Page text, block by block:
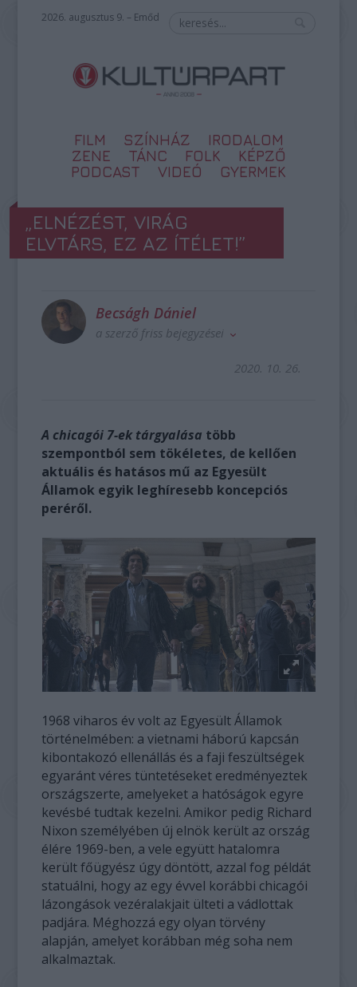
2026. augusztus 9. – Emőd
FILM SZÍNHÁZ
IRODALOM
ZENE
TÁNC FOLK
KÉPZŐ
PODCAST
VIDEÓ GYERMEK
„ELNÉZÉST, VIRÁG
ELVTÁRS, EZ AZ ÍTÉLET!”
Becságh Dániel
a szerző friss bejegyzései
2020. 10. 26.
A chicagói 7-ek tárgyalása több
szempontból sem tökéletes, de kellően
aktuális és hatásos mű az Egyesült
Államok egyik leghíresebb koncepciós
peréről.
1968 viharos év volt az Egyesült Államok
történelmében: a vietnami háború kapcsán
kibontakozó ellenállás és a faji feszültségek
egyaránt véres tüntetéseket eredményeztek
országszerte, amelyeket a hatóságok egyre
kevésbé tudtak kezelni. Amikor pedig Richard
Nixon személyében új elnök került az ország
élére 1969-ben, a vele együtt hatalomra
került főügyész úgy döntött, azzal fog példát
statuálni, hogy az egy évvel korábbi chicagói
lázongások vezéralakjait ülteti a vádlottak
padjára. Méghozzá egy olyan törvény
alapján, amelyet korábban még soha nem
alkalmaztak.